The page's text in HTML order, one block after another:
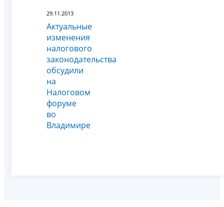
29.11.2013
Актуальные
изменения
налогового
законодательства
обсудили
на
Налоговом
форуме
во
Владимире